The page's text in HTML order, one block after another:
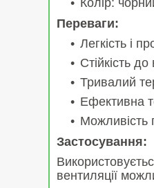
Переваги:
Легкість і
Стійкість
Тривалий
Ефективна
Можливість
Застосування:
вентиляції